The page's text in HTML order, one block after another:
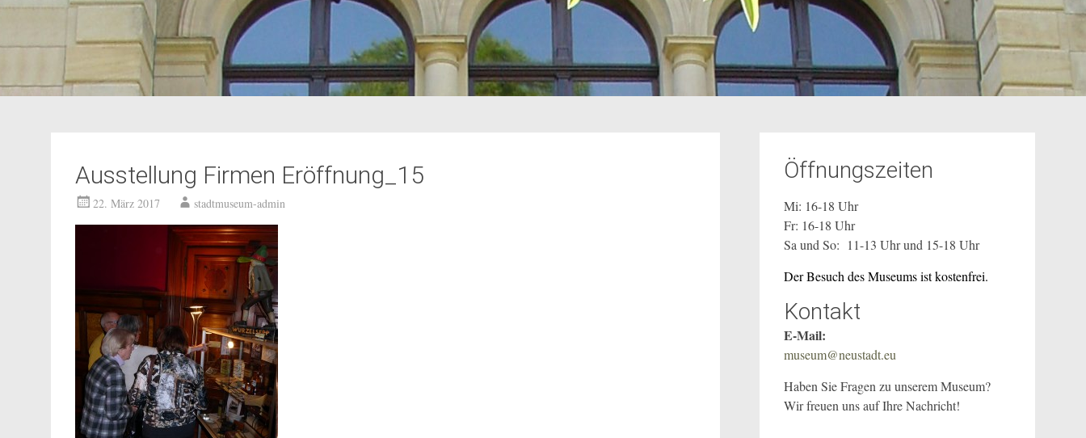
Ausstellung Firmen Eröffnung_15
22. März 2017 stadtmuseum-admin
Öffnungszeiten
Mi: 16-18 Uhr
Fr: 16-18 Uhr
Sa und So: 11-13 Uhr und 15-18 Uhr
Der Besuch des Museums ist kostenfrei.
Kontakt
E-Mail:
museum@neustadt.eu
Haben Sie Fragen zu unserem Museum?
Wir freuen uns auf Ihre Nachricht!